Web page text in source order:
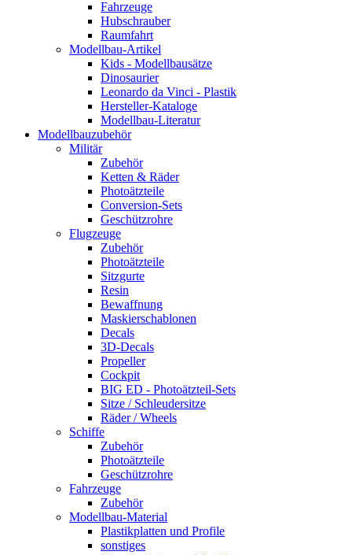
Fahrzeuge
Hubschrauber
Raumfahrt
Modellbau-Artikel
Kids - Modellbausätze
Dinosaurier
Leonardo da Vinci - Plastik
Hersteller-Kataloge
Modellbau-Literatur
Modellbauzubehör
Militär
Zubehör
Ketten & Räder
Photoätzteile
Conversion-Sets
Geschützrohre
Flugzeuge
Zubehör
Photoätzteile
Sitzgurte
Resin
Bewaffnung
Maskierschablonen
Decals
3D-Decals
Propeller
Cockpit
BIG ED - Photoätzteil-Sets
Sitze / Schleudersitze
Räder / Wheels
Schiffe
Zubehör
Photoätzteile
Geschützrohre
Fahrzeuge
Zubehör
Modellbau-Material
Plastikplatten und Profile
sonstiges